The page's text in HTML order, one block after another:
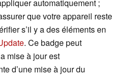
automatiquement ;
que votre appareil reste
s’il y a des éléments en
. Ce badge peut
mise à jour est
d’une mise à jour du